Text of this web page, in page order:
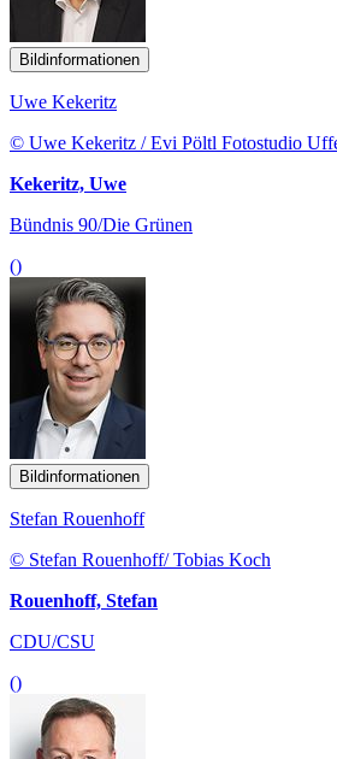
Bildinformationen
Uwe Kekeritz
© Uwe Kekeritz / Evi Pöltl Fotostudio
Kekeritz, Uwe
Bündnis 90/Die Grünen
()
Bildinformationen
Stefan Rouenhoff
© Stefan Rouenhoff/ Tobias Koch
Rouenhoff, Stefan
CDU/CSU
()